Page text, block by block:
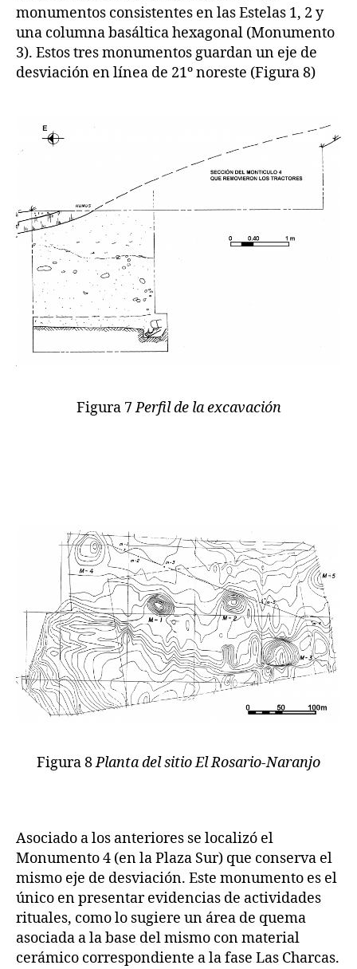
monumentos consistentes en las Estelas 1, 2 y
una columna basáltica hexagonal (Monumento
3). Estos tres monumentos guardan un eje de
desviación en línea de 21º noreste (Figura 8)
Figura 7Perfil de la excavación
Figura 8Planta del sitio El Rosario-Naranjo
Asociado a los anteriores se localizó el
Monumento 4 (en la Plaza Sur) que conserva el
mismo eje de desviación. Este monumento es el
único en presentar evidencias de actividades
rituales, como lo sugiere un área de quema
asociada a la base del mismo con material
cerámico correspondiente a la fase Las Charcas.